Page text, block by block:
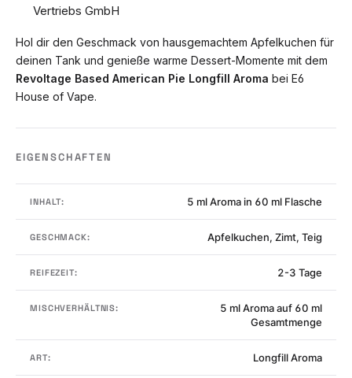
Vertriebs GmbH
Hol dir den Geschmack von hausgemachtem Apfelkuchen für
deinen Tank und genieße warme Dessert-Momente mit dem
Revoltage Based American Pie Longfill Aroma bei E6
House of Vape.
EIGENSCHAFTEN
INHALT: 5 ml Aroma in 60 ml Flasche
GESCHMACK: Apfelkuchen, Zimt, Teig
REIFEZEIT: 2-3 Tage
MISCHVERHÄLTNIS:
5 ml Aroma auf 60 ml
Gesamtmenge
ART: Longfill Aroma